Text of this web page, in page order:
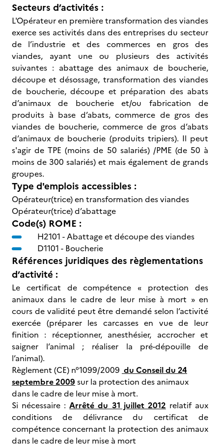
Secteurs d’activités :
L'Opérateur en première transformation des viandes
exerce ses activités dans des entreprises du secteur
de l’industrie et des commerces en gros des
viandes, ayant une ou plusieurs des activités
suivantes : abattage des animaux de boucherie,
découpe et désossage, transformation des viandes
de boucherie, découpe et préparation des abats
d’animaux de boucherie et/ou fabrication de
produits à base d’abats, commerce de gros des
viandes de boucherie, commerce de gros d’abats
d’animaux de boucherie (produits tripiers). Il peut
s'agir de TPE (moins de 50 salariés) /PME (de 50 à
moins de 300 salariés) et mais également de grands
groupes.
Type d'emplois accessibles :
Opérateur(trice) en transformation des viandes
Opérateur(trice) d’abattage
Code(s) ROME :
H2101 -Abattage et découpe des viandes
D1101 - Boucherie
Références juridiques des règlementations
d’activité :
Le certificat de compétence « protection des
animaux dans le cadre de leur mise à mort » en
cours de validité peut être demandé selon l’activité
exercée (préparer les carcasses en vue de leur
finition : réceptionner, anesthésier, accrocher et
saigner l’animal ; réaliser la pré-dépouille de
l’animal).
Règlement (CE) n°1099/2009 du Conseil du 24
septembre 2009 sur la protection des animaux
dans le cadre de leur mise à mort.
Si nécessaire :Arrêté du 31 juillet 2012 relatif aux
conditions de délivrance du certificat de
compétence concernant la protection des animaux
dans le cadre de leur mise à mort